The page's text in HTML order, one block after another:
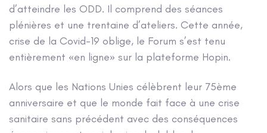
d’atteindre les ODD. Il comprend des séances
plénières et une trentaine d’ateliers. Cette année,
crise de la Covid-19 oblige, le Forum s’est tenu
entièrement «en ligne» sur la plateforme Hopin.
Alors que les Nations Unies célèbrent leur 75ème
anniversaire et que le monde fait face à une crise
sanitaire sans précédent avec des conséquences